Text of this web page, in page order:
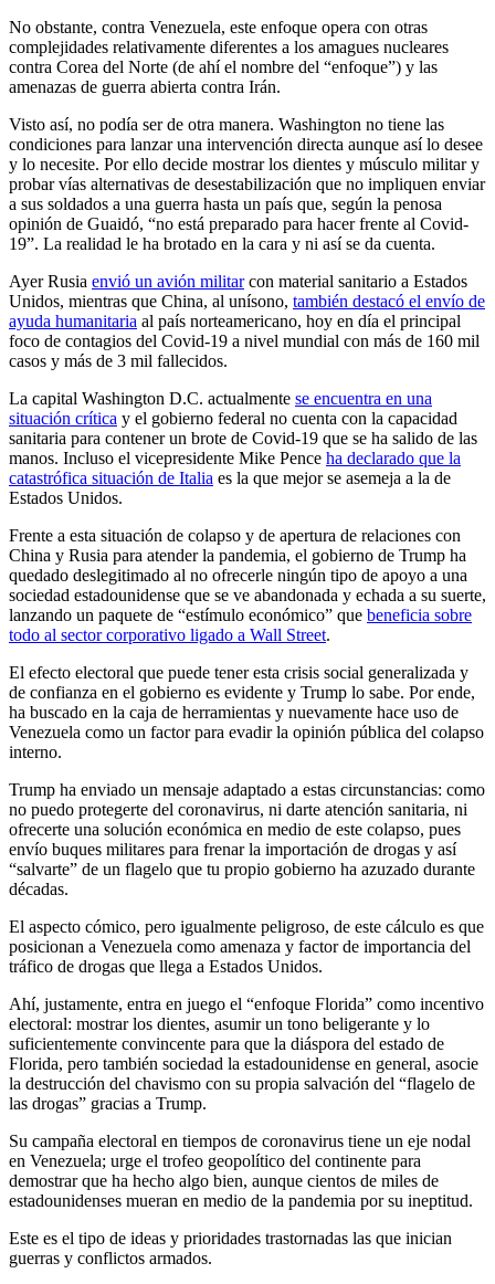
No obstante, contra Venezuela, este enfoque opera con otras
complejidades relativamente diferentes a los amagues nucleares
contra Corea del Norte (de ahí el nombre del “enfoque”) y las
amenazas de guerra abierta contra Irán.
Visto así, no podía ser de otra manera. Washington no tiene las
condiciones para lanzar una intervención directa aunque así lo desee
y lo necesite. Por ello decide mostrar los dientes y músculo militar y
probar vías alternativas de desestabilización que no impliquen enviar
a sus soldados a una guerra hasta un país que, según la penosa
opinión de Guaidó, “no está preparado para hacer frente al Covid-
19”. La realidad le ha brotado en la cara y ni así se da cuenta.
Ayer Rusia envió un avión militarcon material sanitario a Estados
Unidos, mientras que China, al unísono, también destacó el envío de
ayuda humanitaria al país norteamericano, hoy en día el principal
foco de contagios del Covid-19 a nivel mundial con más de 160 mil
casos y más de 3 mil fallecidos.
La capital Washington D.C. actualmente se encuentra en una
situación crítica y el gobierno federal no cuenta con la capacidad
sanitaria para contener un brote de Covid-19 que se ha salido de las
manos. Incluso el vicepresidente Mike Pence ha declarado que la
catastrófica situación de Italia es la que mejor se asemeja a la de
Estados Unidos.
Frente a esta situación de colapso y de apertura de relaciones con
China y Rusia para atender la pandemia, el gobierno de Trump ha
quedado deslegitimado al no ofrecerle ningún tipo de apoyo a una
sociedad estadounidense que se ve abandonada y echada a su suerte,
lanzando un paquete de “estímulo económico” que beneficia sobre
todo al sector corporativo ligado a Wall Street.
El efecto electoral que puede tener esta crisis social generalizada y
de confianza en el gobierno es evidente y Trump lo sabe. Por ende,
ha buscado en la caja de herramientas y nuevamente hace uso de
Venezuela como un factor para evadir la opinión pública del colapso
interno.
Trump ha enviado un mensaje adaptado a estas circunstancias: como
no puedo protegerte del coronavirus, ni darte atención sanitaria, ni
ofrecerte una solución económica en medio de este colapso, pues
envío buques militares para frenar la importación de drogas y así
“salvarte” de un flagelo que tu propio gobierno ha azuzado durante
décadas.
El aspecto cómico, pero igualmente peligroso, de este cálculo es que
posicionan a Venezuela como amenaza y factor de importancia del
tráfico de drogas que llega a Estados Unidos.
Ahí, justamente, entra en juego el “enfoque Florida” como incentivo
electoral: mostrar los dientes, asumir un tono beligerante y lo
suficientemente convincente para que la diáspora del estado de
Florida, pero también sociedad la estadounidense en general, asocie
la destrucción del chavismo con su propia salvación del “flagelo de
las drogas” gracias a Trump.
Su campaña electoral en tiempos de coronavirus tiene un eje nodal
en Venezuela; urge el trofeo geopolítico del continente para
demostrar que ha hecho algo bien, aunque cientos de miles de
estadounidenses mueran en medio de la pandemia por su ineptitud.
Este es el tipo de ideas y prioridades trastornadas las que inician
guerras y conflictos armados.